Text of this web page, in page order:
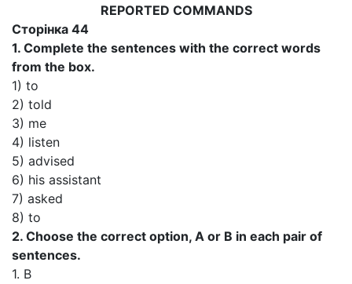
REPORTED COMMANDS
Сторінка 44
1. Complete the sentences with the correct words
from the box.
1) to
2) told
3) me
4) listen
5) advised
6) his assistant
7) asked
8) to
2. Choose the correct option, A or В in each pair of
sentences.
1. B